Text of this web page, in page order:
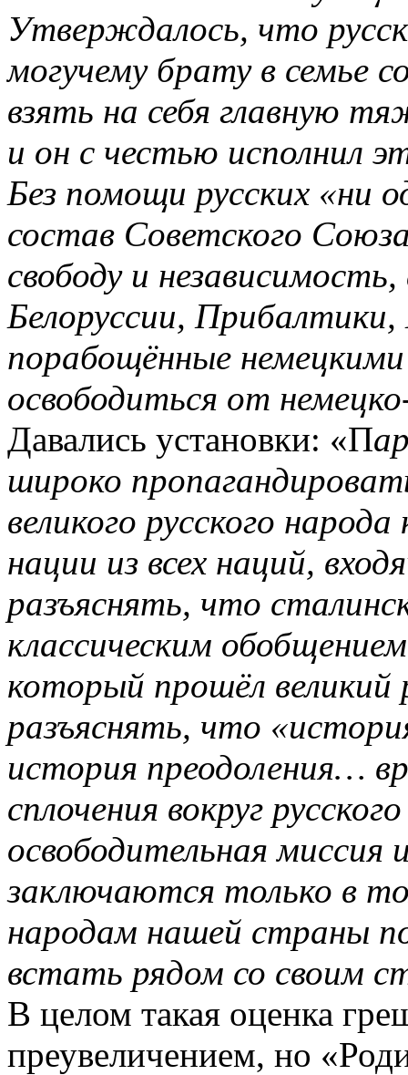
Утверждалось, что
могучему брату в семье
взять на себя главную
и он с честью исполнил
Без помощи русских «ни
состав Советского
свободу и
Белоруссии,
порабощённые
освободиться от
Давались установки: «П
широко
великого русского
нации из всех наций,
разъяснять, что
классическим
который прошёл великий
разъяснять, что
история преодоления…
сплочения вокруг
освободительная миссия
заключаются только в
народам нашей страны
встать рядом со своим
В целом такая оценка
преувеличением, но